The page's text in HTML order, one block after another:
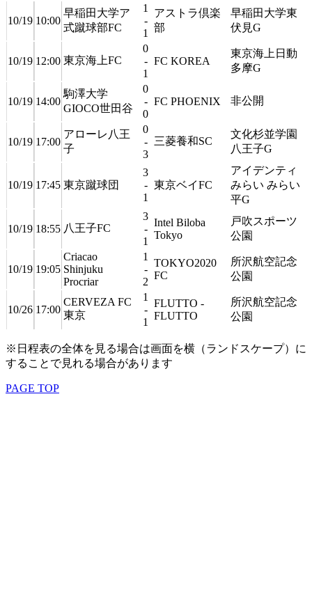
10/19 10:00
早稲田大学ア
式蹴球部FC
1
-
1
アストラ倶楽
部
早稲田大学東
伏見G
10/19 12:00 東京海上FC
0
-
1
FC KOREA
東京海上日動
多摩G
10/19 14:00
駒澤大学
GIOCO世田谷
0
-
0
FC PHOENIX 非公開
10/19 17:00
アローレ八王
子
0
-
3
三菱養和SC
文化杉並学園
八王子G
10/19 17:45 東京蹴球団
3
-
1
東京ベイFC
アイデンティ
みらい みらい
平G
10/19 18:55 八王子FC
3
-
1
Intel Biloba
Tokyo
戸吹スポーツ
公園
10/19 19:05
Criacao
Shinjuku
Procriar
1
-
2
TOKYO2020
FC
所沢航空記念
公園
10/26 17:00
CERVEZA FC
東京
1
-
1
FLUTTO -
FLUTTO
所沢航空記念
公園
※日程表の全体を見る場合は画面を横（ランドスケープ）に
することで見れる場合があります
PAGE TOP